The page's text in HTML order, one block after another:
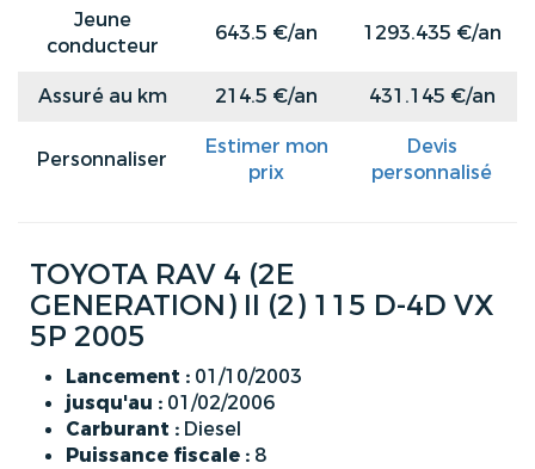
Jeune
conducteur
643.5 €/an 1293.435 €/an
Assuré au km 214.5 €/an 431.145 €/an
Personnaliser
Estimer mon
prix
Devis
personnalisé
TOYOTA RAV 4 (2E
GENERATION) II (2) 115 D-4D VX
5P 2005
Lancement : 01/10/2003
jusqu'au : 01/02/2006
Carburant : Diesel
Puissance fiscale : 8